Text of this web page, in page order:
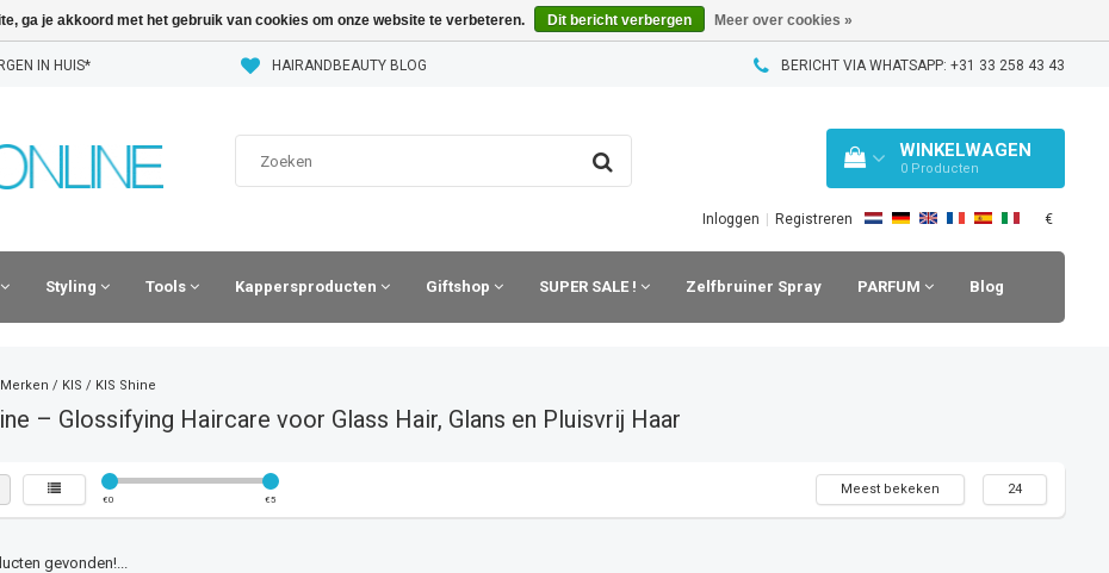
IN HUIS* HAIRANDBEAUTY BLOG BERICHT VIA WHATSAPP: +31 33 258 43 43
WINKELWAGEN
0 Producten
Inloggen Registreren €
Styling Tools Kappersproducten Giftshop SUPER SALE ! Zelfbruiner Spray PARFUM Blog
Merken / KIS / KIS Shine
– Glossifying Haircare voor Glass Hair, Glans en Pluisvrij Haar
€0 €5
Meest bekeken 24
gevonden!...
ga je akkoord met het gebruik van cookies om onze website te verbeteren. Dit bericht verbergen Meer over cookies »